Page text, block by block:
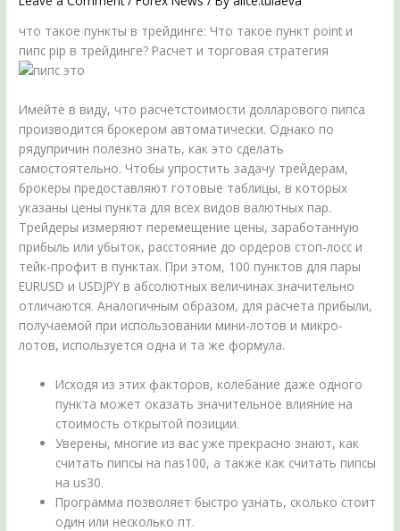
что такое пункты в трейдинге: Что такое пункт point и
пипс pip в трейдинге? Расчет и торговая стратегия
Имейте в виду, что расчетстоимости долларового пипса
производится брокером автоматически. Однако по
рядупричин полезно знать, как это сделать
самостоятельно. Чтобы упростить задачу трейдерам,
брокеры предоставляют готовые таблицы, в которых
указаны цены пункта для всех видов валютных пар.
Трейдеры измеряют перемещение цены, заработанную
прибыль или убыток, расстояние до ордеров стоп-лосс и
тейк-профит в пунктах. При этом, 100 пунктов для пары
EURUSD и USDJPY в абсолютных величинах значительно
отличаются. Аналогичным образом, для расчета прибыли,
получаемой при использовании мини-лотов и микро-
лотов, используется одна и та же формула.
Исходя из этих факторов, колебание даже одного
пункта может оказать значительное влияние на
стоимость открытой позиции.
Уверены, многие из вас уже прекрасно знают, как
считать пипсы на nas100, а также как считать пипсы
на us30.
Программа позволяет быстро узнать, сколько стоит
один или несколько пт.